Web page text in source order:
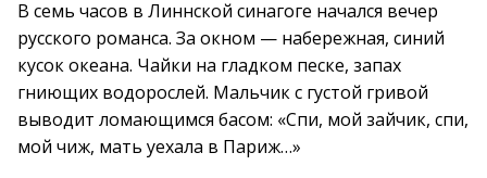
В семь часов в Линнской синагоге начался вечер
русского романса. За окном — набережная, синий
кусок океана. Чайки на гладком песке, запах
гниющих водорослей. Мальчик с густой гривой
выводит ломающимся басом: «Спи, мой зайчик, спи,
мой чиж, мать уехала в Париж…»